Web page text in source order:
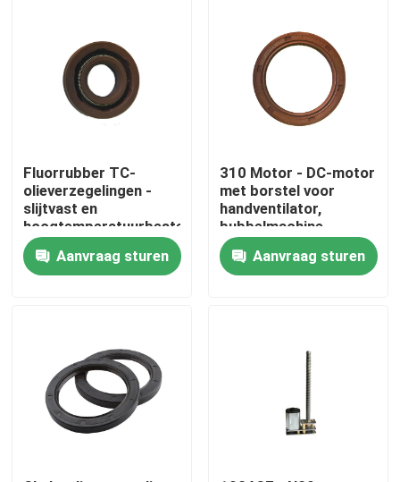
Over ons
Kwaliteitscontrole
Contacteer ons
kantoorprinter
Elektronische onderdelen
Fluorrubber TC-
olieverzegelingen -
slijtvast en
hoogtemperatuurbestendige,
TTO-motorskelet-
olieverzegelingen,
verzegelingsonderdelen
Aanvraag sturen
310 Motor - DC-motor
met borstel voor
handventilator,
bubbelmachine,
kinderspeelgoed,
elektrische
scheermachines en
Aanvraag sturen